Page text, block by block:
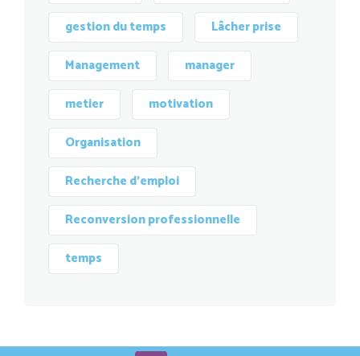
gestion du temps
Lâcher prise
Management
manager
metier
motivation
Organisation
Recherche d'emploi
Reconversion professionnelle
temps